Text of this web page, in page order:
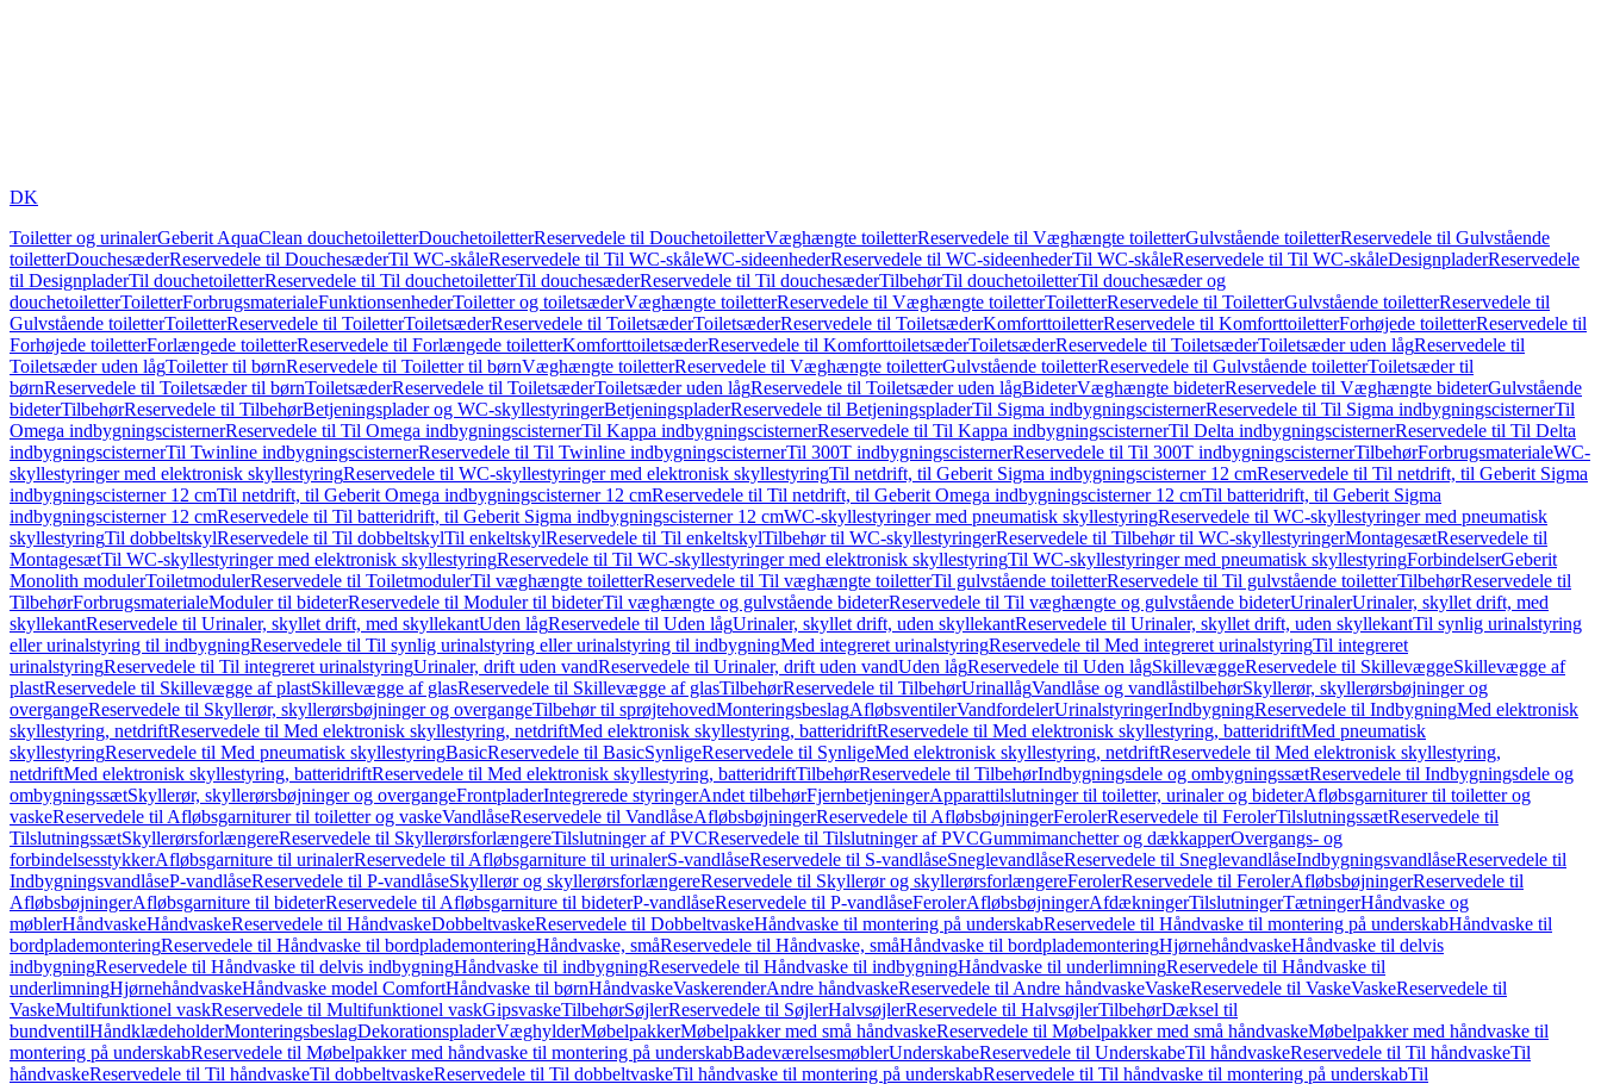
DK
Toiletter og urinalerGeberit AquaClean douchetoiletterDouchetoiletterReservedele til DouchetoiletterVæghængte toiletterReservedele til Væghængte toiletterGulvstående toiletterReservedele til Gulvstående
toiletterDouchesæderReservedele til DouchesæderTil WC-skåleReservedele til Til WC-skåleWC-sideenhederReservedele til WC-sideenhederTil WC-skåleReservedele til Til WC-skåleDesignpladerReservedele
til DesignpladerTil douchetoiletterReservedele til Til douchetoiletterTil douchesæderReservedele til Til douchesæderTilbehørTil douchetoiletterTil douchesæder og
douchetoiletterToiletterForbrugsmaterialeFunktionsenhederToiletter og toiletsæderVæghængte toiletterReservedele til Væghængte toiletterToiletterReservedele til ToiletterGulvstående toiletterReservedele til
Gulvstående toiletterToiletterReservedele til ToiletterToiletsæderReservedele til ToiletsæderToiletsæderReservedele til ToiletsæderKomforttoiletterReservedele til KomforttoiletterForhøjede toiletterReservedele til
Forhøjede toiletterForlængede toiletterReservedele til Forlængede toiletterKomforttoiletsæderReservedele til KomforttoiletsæderToiletsæderReservedele til ToiletsæderToiletsæder uden lågReservedele til
Toiletsæder uden lågToiletter til børnReservedele til Toiletter til børnVæghængte toiletterReservedele til Væghængte toiletterGulvstående toiletterReservedele til Gulvstående toiletterToiletsæder til
børnReservedele til Toiletsæder til børnToiletsæderReservedele til ToiletsæderToiletsæder uden lågReservedele til Toiletsæder uden lågBideterVæghængte bideterReservedele til Væghængte bideterGulvstående
bideterTilbehørReservedele til TilbehørBetjeningsplader og WC-skyllestyringerBetjeningspladerReservedele til BetjeningspladerTil Sigma indbygningscisternerReservedele til Til Sigma indbygningscisternerTil
Omega indbygningscisternerReservedele til Til Omega indbygningscisternerTil Kappa indbygningscisternerReservedele til Til Kappa indbygningscisternerTil Delta indbygningscisternerReservedele til Til Delta
indbygningscisternerTil Twinline indbygningscisternerReservedele til Til Twinline indbygningscisternerTil 300T indbygningscisternerReservedele til Til 300T indbygningscisternerTilbehørForbrugsmaterialeWC-
skyllestyringer med elektronisk skyllestyringReservedele til WC-skyllestyringer med elektronisk skyllestyringTil netdrift, til Geberit Sigma indbygningscisterner 12 cmReservedele til Til netdrift, til Geberit Sigma
indbygningscisterner 12 cmTil netdrift, til Geberit Omega indbygningscisterner 12 cmReservedele til Til netdrift, til Geberit Omega indbygningscisterner 12 cmTil batteridrift, til Geberit Sigma
indbygningscisterner 12 cmReservedele til Til batteridrift, til Geberit Sigma indbygningscisterner 12 cmWC-skyllestyringer med pneumatisk skyllestyringReservedele til WC-skyllestyringer med pneumatisk
skyllestyringTil dobbeltskylReservedele til Til dobbeltskylTil enkeltskylReservedele til Til enkeltskylTilbehør til WC-skyllestyringerReservedele til Tilbehør til WC-skyllestyringerMontagesætReservedele til
MontagesætTil WC-skyllestyringer med elektronisk skyllestyringReservedele til Til WC-skyllestyringer med elektronisk skyllestyringTil WC-skyllestyringer med pneumatisk skyllestyringForbindelserGeberit
Monolith modulerToiletmodulerReservedele til ToiletmodulerTil væghængte toiletterReservedele til Til væghængte toiletterTil gulvstående toiletterReservedele til Til gulvstående toiletterTilbehørReservedele til
TilbehørForbrugsmaterialeModuler til bideterReservedele til Moduler til bideterTil væghængte og gulvstående bideterReservedele til Til væghængte og gulvstående bideterUrinalerUrinaler, skyllet drift, med
skyllekantReservedele til Urinaler, skyllet drift, med skyllekantUden lågReservedele til Uden lågUrinaler, skyllet drift, uden skyllekantReservedele til Urinaler, skyllet drift, uden skyllekantTil synlig urinalstyring
eller urinalstyring til indbygningReservedele til Til synlig urinalstyring eller urinalstyring til indbygningMed integreret urinalstyringReservedele til Med integreret urinalstyringTil integreret
urinalstyringReservedele til Til integreret urinalstyringUrinaler, drift uden vandReservedele til Urinaler, drift uden vandUden lågReservedele til Uden lågSkillevæggeReservedele til SkillevæggeSkillevægge af
plastReservedele til Skillevægge af plastSkillevægge af glasReservedele til Skillevægge af glasTilbehørReservedele til TilbehørUrinallågVandlåse og vandlåstilbehørSkyllerør, skyllerørsbøjninger og
overgangeReservedele til Skyllerør, skyllerørsbøjninger og overgangeTilbehør til sprøjtehovedMonteringsbeslagAfløbsventilerVandfordelerUrinalstyringerIndbygningReservedele til IndbygningMed elektronisk
skyllestyring, netdriftReservedele til Med elektronisk skyllestyring, netdriftMed elektronisk skyllestyring, batteridriftReservedele til Med elektronisk skyllestyring, batteridriftMed pneumatisk
skyllestyringReservedele til Med pneumatisk skyllestyringBasicReservedele til BasicSynligeReservedele til SynligeMed elektronisk skyllestyring, netdriftReservedele til Med elektronisk skyllestyring,
netdriftMed elektronisk skyllestyring, batteridriftReservedele til Med elektronisk skyllestyring, batteridriftTilbehørReservedele til TilbehørIndbygningsdele og ombygningssætReservedele til Indbygningsdele og
ombygningssætSkyllerør, skyllerørsbøjninger og overgangeFrontpladerIntegrerede styringerAndet tilbehørFjernbetjeningerApparattilslutninger til toiletter, urinaler og bideterAfløbsgarniturer til toiletter og
vaskeReservedele til Afløbsgarniturer til toiletter og vaskeVandlåseReservedele til VandlåseAfløbsbøjningerReservedele til AfløbsbøjningerFerolerReservedele til FerolerTilslutningssætReservedele til
TilslutningssætSkyllerørsforlængereReservedele til SkyllerørsforlængereTilslutninger af PVCReservedele til Tilslutninger af PVCGummimanchetter og dækkapperOvergangs- og
forbindelsesstykkerAfløbsgarniture til urinalerReservedele til Afløbsgarniture til urinalerS-vandlåseReservedele til S-vandlåseSneglevandlåseReservedele til SneglevandlåseIndbygningsvandlåseReservedele til
IndbygningsvandlåseP-vandlåseReservedele til P-vandlåseSkyllerør og skyllerørsforlængereReservedele til Skyllerør og skyllerørsforlængereFerolerReservedele til FerolerAfløbsbøjningerReservedele til
AfløbsbøjningerAfløbsgarniture til bideterReservedele til Afløbsgarniture til bideterP-vandlåseReservedele til P-vandlåseFerolerAfløbsbøjningerAfdækningerTilslutningerTætningerHåndvaske og
møblerHåndvaskeHåndvaskeReservedele til HåndvaskeDobbeltvaskeReservedele til DobbeltvaskeHåndvaske til montering på underskabReservedele til Håndvaske til montering på underskabHåndvaske til
bordplademonteringReservedele til Håndvaske til bordplademonteringHåndvaske, småReservedele til Håndvaske, småHåndvaske til bordplademonteringHjørnehåndvaskeHåndvaske til delvis
indbygningReservedele til Håndvaske til delvis indbygningHåndvaske til indbygningReservedele til Håndvaske til indbygningHåndvaske til underlimningReservedele til Håndvaske til
underlimningHjørnehåndvaskeHåndvaske model ComfortHåndvaske til børnHåndvaskeVaskerenderAndre håndvaskeReservedele til Andre håndvaskeVaskeReservedele til VaskeVaskeReservedele til
VaskeMultifunktionel vaskReservedele til Multifunktionel vaskGipsvaskeTilbehørSøjlerReservedele til SøjlerHalvsøjlerReservedele til HalvsøjlerTilbehørDæksel til
bundventilHåndklædeholderMonteringsbeslagDekorationspladerVæghylderMøbelpakkerMøbelpakker med små håndvaskeReservedele til Møbelpakker med små håndvaskeMøbelpakker med håndvaske til
montering på underskabReservedele til Møbelpakker med håndvaske til montering på underskabBadeværelsesmøblerUnderskabeReservedele til UnderskabeTil håndvaskeReservedele til Til håndvaskeTil
håndvaskeReservedele til Til håndvaskeTil dobbeltvaskeReservedele til Til dobbeltvaskeTil håndvaske til montering på underskabReservedele til Til håndvaske til montering på underskabTil